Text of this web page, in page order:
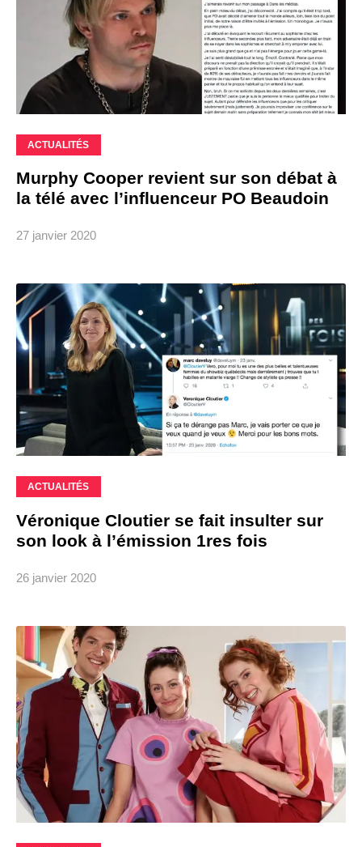
ACTUALITÉS
Murphy Cooper revient sur son débat à
la télé avec l’influenceur PO Beaudoin
27 janvier 2020
ACTUALITÉS
Véronique Cloutier se fait insulter sur
son look à l’émission 1res fois
26 janvier 2020